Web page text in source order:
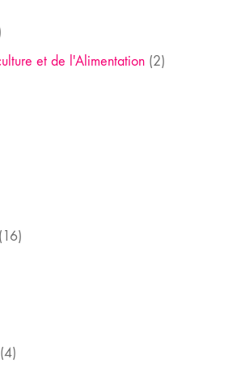
et de l'Alimentation (2)
(16)
(4)